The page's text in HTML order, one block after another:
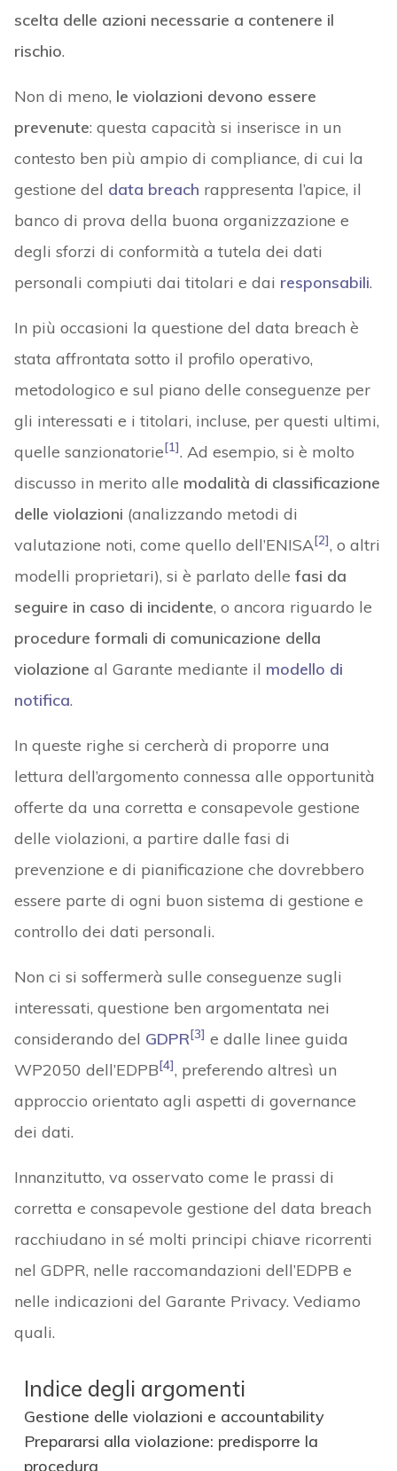
scelta delle azioni necessarie a contenere il
rischio.
Non di meno, le violazioni devono essere
prevenute: questa capacità si inserisce in un
contesto ben più ampio di compliance, di cui la
gestione del data breach rappresenta l’apice, il
banco di prova della buona organizzazione e
degli sforzi di conformità a tutela dei dati
personali compiuti dai titolari e dai responsabili.
In più occasioni la questione del data breach è
stata affrontata sotto il profilo operativo,
metodologico e sul piano delle conseguenze per
gli interessati e i titolari, incluse, per questi ultimi,
quelle sanzionatorie[1]. Ad esempio, si è molto
discusso in merito alle modalità di classificazione
delle violazioni (analizzando metodi di
valutazione noti, come quello dell’ENISA[2], o altri
modelli proprietari), si è parlato delle fasi da
seguire in caso di incidente, o ancora riguardo le
procedure formali di comunicazione della
violazione al Garante mediante il modello di
notifica.
In queste righe si cercherà di proporre una
lettura dell’argomento connessa alle opportunità
offerte da una corretta e consapevole gestione
delle violazioni, a partire dalle fasi di
prevenzione e di pianificazione che dovrebbero
essere parte di ogni buon sistema di gestione e
controllo dei dati personali.
Non ci si soffermerà sulle conseguenze sugli
interessati, questione ben argomentata nei
considerando del GDPR[3] e dalle linee guida
WP2050 dell’EDPB[4], preferendo altresì un
approccio orientato agli aspetti di governance
dei dati.
Innanzitutto, va osservato come le prassi di
corretta e consapevole gestione del data breach
racchiudano in sé molti principi chiave ricorrenti
nel GDPR, nelle raccomandazioni dell’EDPB e
nelle indicazioni del Garante Privacy. Vediamo
quali.
Indice degli argomenti
Gestione delle violazioni e accountability
Prepararsi alla violazione: predisporre la
procedura